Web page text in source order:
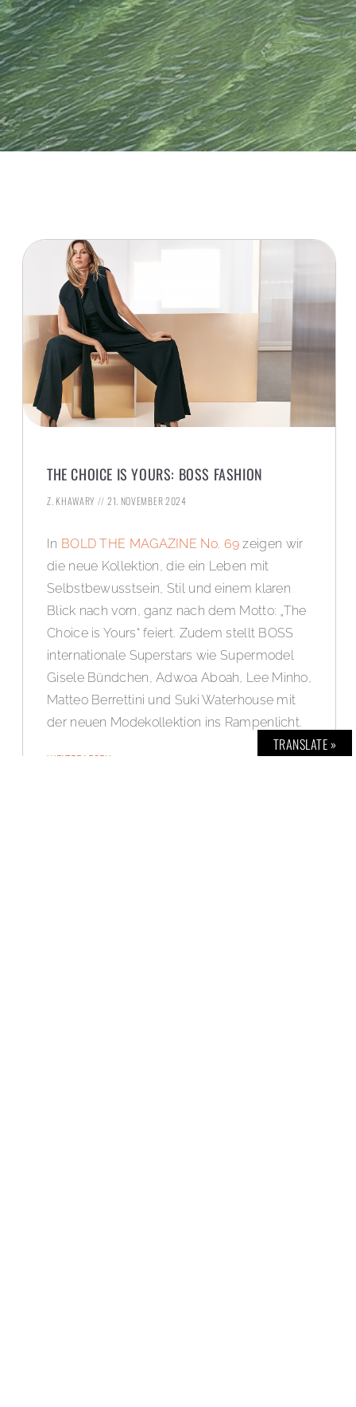
THE CHOICE IS YOURS: BOSS FASHION
Z. KHAWARY 21. NOVEMBER 2024
In BOLD THE MAGAZINE No. 69 zeigen wir
die neue Kollektion, die ein Leben mit
Selbstbewusstsein, Stil und einem klaren
Blick nach vorn, ganz nach dem Motto: „The
Choice is Yours“ feiert. Zudem stellt BOSS
internationale Superstars wie Supermodel
Gisele Bündchen, Adwoa Aboah, Lee Minho,
Matteo Berrettini und Suki Waterhouse mit
der neuen Modekollektion ins Rampenlicht.
WEITERLESEN »
TRANSLATE »